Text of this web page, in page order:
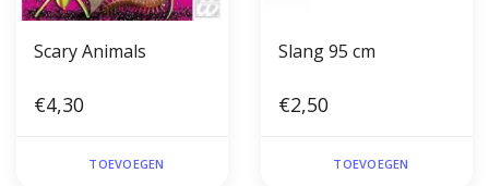
Scary Animals
€4,30
TOEVOEGEN
Slang 95 cm
€2,50
TOEVOEGEN